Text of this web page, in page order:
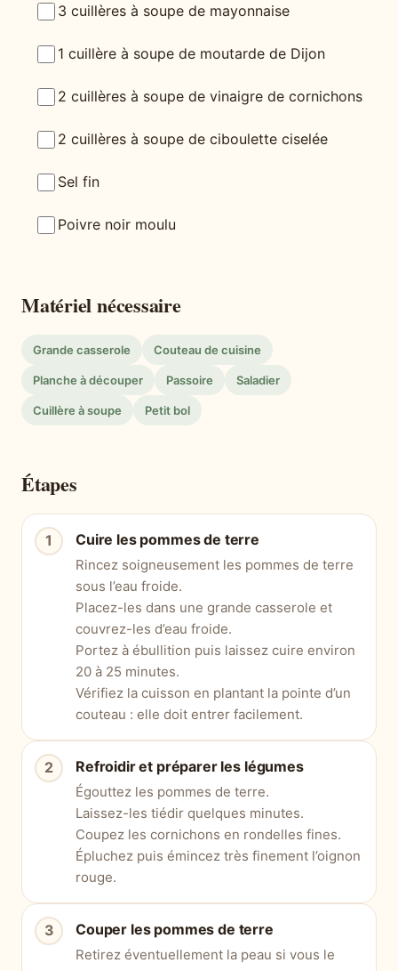
3 cuillères à soupe de mayonnaise
1 cuillère à soupe de moutarde de Dijon
2 cuillères à soupe de vinaigre de cornichons
2 cuillères à soupe de ciboulette ciselée
Sel fin
Poivre noir moulu
Matériel nécessaire
Grande casserole Couteau de cuisine
Planche à découper Passoire Saladier
Cuillère à soupe Petit bol
Étapes
Cuire les pommes de terre
Rincez soigneusement les pommes de terre
sous l’eau froide.
Placez-les dans une grande casserole et
couvrez-les d’eau froide.
Portez à ébullition puis laissez cuire environ
20 à 25 minutes.
Vérifiez la cuisson en plantant la pointe d’un
couteau : elle doit entrer facilement.
Refroidir et préparer les légumes
Égouttez les pommes de terre.
Laissez-les tiédir quelques minutes.
Coupez les cornichons en rondelles fines.
Épluchez puis émincez très finement l’oignon
rouge.
Couper les pommes de terre
Retirez éventuellement la peau si vous le